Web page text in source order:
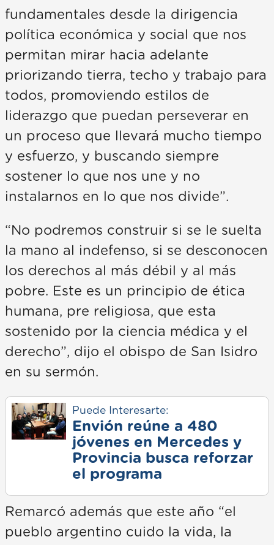
fundamentales desde la dirigencia
política económica y social que nos
permitan mirar hacia adelante
priorizando tierra, techo y trabajo para
todos, promoviendo estilos de
liderazgo que puedan perseverar en
un proceso que llevará mucho tiempo
y esfuerzo, y buscando siempre
sostener lo que nos une y no
instalarnos en lo que nos divide”.
“No podremos construir si se le suelta
la mano al indefenso, si se desconocen
los derechos al más débil y al más
pobre. Este es un principio de ética
humana, pre religiosa, que esta
sostenido por la ciencia médica y el
derecho”, dijo el obispo de San Isidro
en su sermón.
Puede Interesarte:
Envión reúne a 480
jóvenes en Mercedes y
Provincia busca reforzar
el programa
Remarcó además que este año “el
pueblo argentino cuido la vida, la